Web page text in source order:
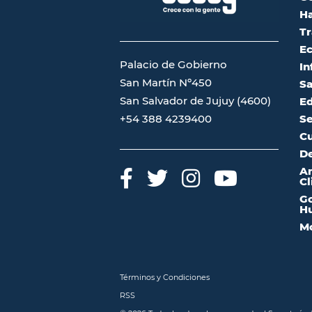
Palacio de Gobierno
San Martín Nº450
San Salvador de Jujuy (4600)
+54 388 4239400
Términos y Condiciones
RSS